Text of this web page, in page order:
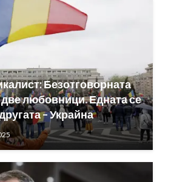
Безотговорната
любовници. Едната се
– Украйна